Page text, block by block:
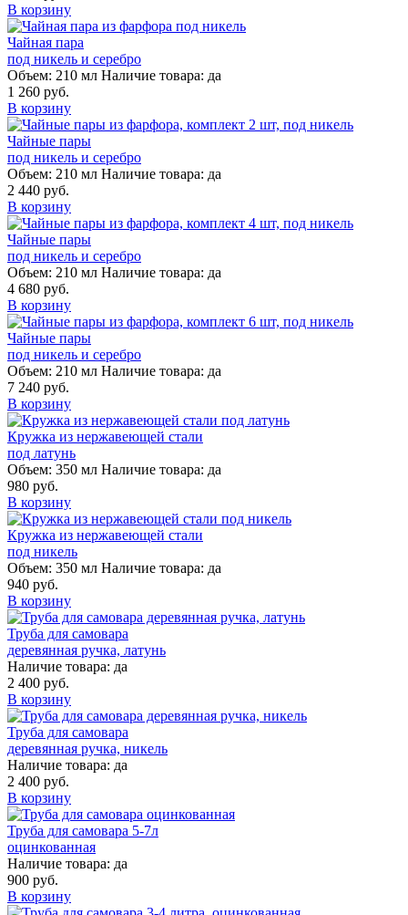
В корзину
Чайная пара
под никель и серебро
Объем: 210 мл Наличие товара: да
1 260 руб.
В корзину
Чайные пары
под никель и серебро
Объем: 210 мл Наличие товара: да
2 440 руб.
В корзину
Чайные пары
под никель и серебро
Объем: 210 мл Наличие товара: да
4 680 руб.
В корзину
Чайные пары
под никель и серебро
Объем: 210 мл Наличие товара: да
7 240 руб.
В корзину
Кружка из нержавеющей стали
под латунь
Объем: 350 мл Наличие товара: да
980 руб.
В корзину
Кружка из нержавеющей стали
под никель
Объем: 350 мл Наличие товара: да
940 руб.
В корзину
Труба для самовара
деревянная ручка, латунь
Наличие товара: да
2 400 руб.
В корзину
Труба для самовара
деревянная ручка, никель
Наличие товара: да
2 400 руб.
В корзину
Труба для самовара 5-7л
оцинкованная
Наличие товара: да
900 руб.
В корзину